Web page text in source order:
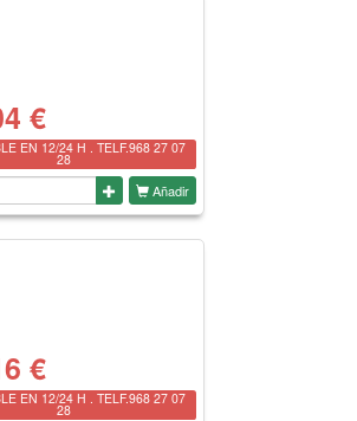
€
EN 12/24 H . TELF.968 27 07
28
Añadir
€
EN 12/24 H . TELF.968 27 07
28